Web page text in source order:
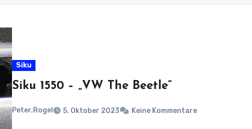
Siku
Siku 1550 – „VW The Beetle“
Peter.Rogel 5. Oktober 2023 Keine Kommentare